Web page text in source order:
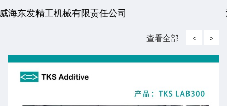
江苏和宇新材料有限公司
查看全部 < >